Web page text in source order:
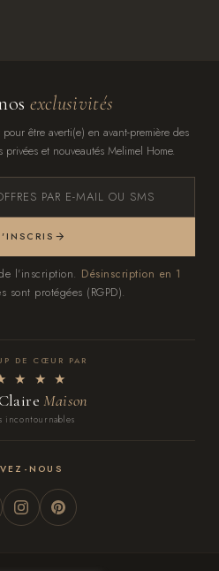
exclusivités
être averti(e) en avant-première des
et nouveautés Melimel Home.
PAR E-MAIL OU SMS
l'inscription. Désinscription en 1
sont protégées (RGPD).
DE CŒUR PAR
★ ★ ★
Maison
incontournables
NOUS